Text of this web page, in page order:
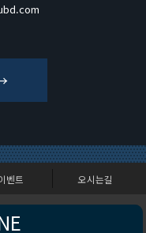
벤트 오시는길